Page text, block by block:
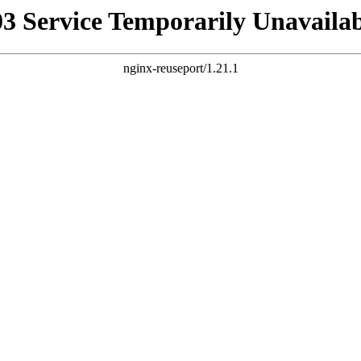
Service Temporarily
nginx-reuseport/1.21.1